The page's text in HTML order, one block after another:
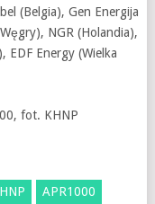
(Belgia), Gen Energija
NGR (Holandia),
EDF Energy (Wielka
fot. KHNP
APR1000